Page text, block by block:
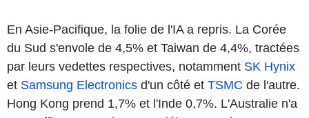
En Asie-Pacifique, la folie de l'IA a repris. La Corée
du Sud s'envole de 4,5% et Taiwan de 4,4%, tractées
par leurs vedettes respectives, notamment SK Hynix
et Samsung Electronics d'un côté et TSMC de l'autre.
Hong Kong prend 1,7% et l'Inde 0,7%. L'Australie n'a